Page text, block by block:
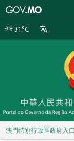
別
31°C
澳門特別行政區政府入